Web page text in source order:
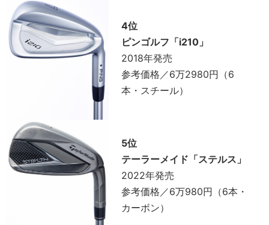
4位
ピンゴルフ「i210」
2018年発売
参考価格／6万2980円（6
本・スチール）
5位
テーラーメイド「ステルス」
2022年発売
参考価格／6万980円（6本・
カーボン）